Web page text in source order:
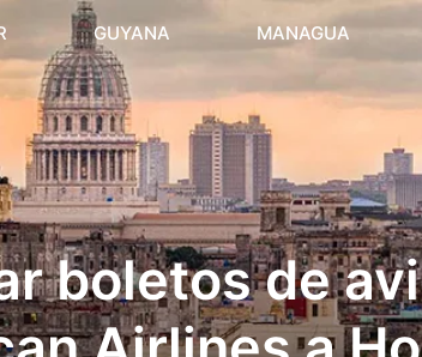
(current) GUYANA MANAGUA
boletos de